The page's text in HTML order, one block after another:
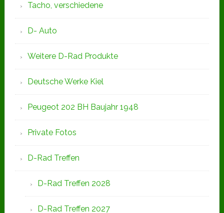
Tacho, verschiedene
D- Auto
Weitere D-Rad Produkte
Deutsche Werke Kiel
Peugeot 202 BH Baujahr 1948
Private Fotos
D-Rad Treffen
D-Rad Treffen 2028
D-Rad Treffen 2027